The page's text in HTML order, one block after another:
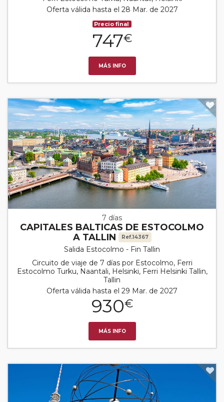
Oferta válida hasta el 28 Mar. de 2027
Precio final
747€
MÁS INFO
7 días
CAPITALES BALTICAS DE ESTOCOLMO
A TALLIN
Ref.14367
Salida Estocolmo - Fin Tallin
Circuito de viaje de 7 días por Estocolmo, Ferri
Estocolmo Turku, Naantali, Helsinki, Ferri Helsinki Tallin,
Tallin
Oferta válida hasta el 29 Mar. de 2027
930€
MÁS INFO